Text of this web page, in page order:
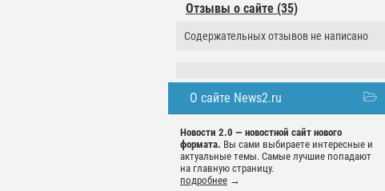
Отзывы о сайте (35)
Содержательных отзывов не написано
О сайте News2.ru
Новости 2.0 — новостной сайт нового
формата. Вы сами выбираете интересные и
актуальные темы. Самые лучшие попадают
на главную страницу.
подробнее →